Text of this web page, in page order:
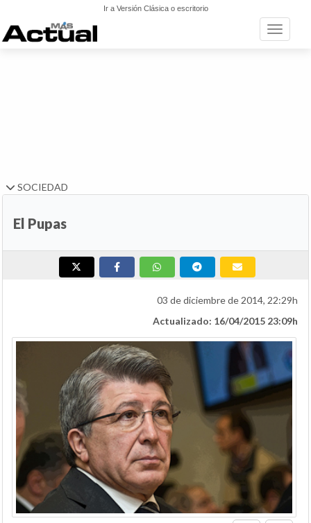
Ir a Versión Clásica o escritorio
Toggle
SOCIEDAD
El Pupas
03 de diciembre de 2014, 22:29h
Actualizado: 16/04/2015 23:09h